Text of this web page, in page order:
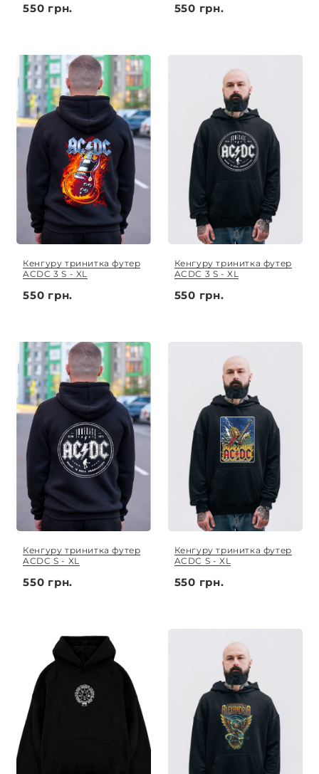
550 грн. 550 грн.
Кенгуру тринитка футер
ACDC 3 S - XL
550 грн.
Кенгуру тринитка футер
ACDC 3 S - XL
550 грн.
Кенгуру тринитка футер
ACDC S - XL
550 грн.
Кенгуру тринитка футер
ACDC S - XL
550 грн.